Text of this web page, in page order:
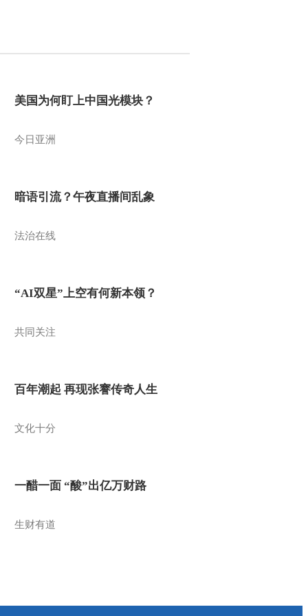
美国为何盯上中国光模块？
今日亚洲
暗语引流？午夜直播间乱象
法治在线
“AI双星”上空有何新本领？
共同关注
百年潮起 再现张謇传奇人生
文化十分
一醋一面 “酸”出亿万财路
生财有道